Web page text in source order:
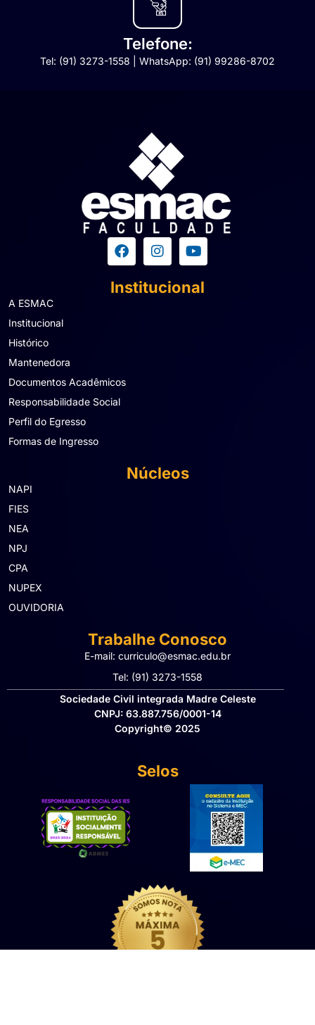
Telefone:
Tel: (91) 3273-1558 | WhatsApp: (91) 99286-8702
Institucional
A ESMAC
Institucional
Histórico
Mantenedora
Documentos Acadêmicos
Responsabilidade Social
Perfil do Egresso
Formas de Ingresso
Núcleos
NAPI
FIES
NEA
NPJ
CPA
NUPEX
OUVIDORIA
Trabalhe Conosco
E-mail: curriculo@esmac.edu.br
Tel: (91) 3273-1558​
Sociedade Civil integrada Madre Celeste
CNPJ: 63.887.756/0001-14
Copyright© 2025
Selos